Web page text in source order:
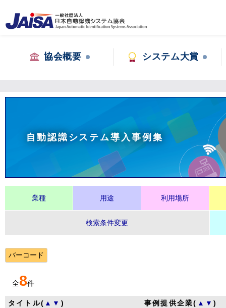
協会概要 システム大賞
自動認識システム導入事例集
業種 用途 利用場所
検索条件変更
バーコード
全8件
タイトル( ▲ ▼ ) 事例提供企業( ▲ ▼)